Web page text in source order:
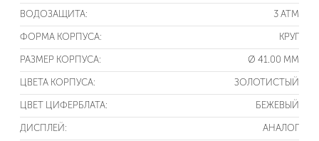
ВОДОЗАЩИТА: 3 ATM
ФОРМА КОРПУСА: КРУГ
РАЗМЕР КОРПУСА: Ø 41.00 ММ
ЦВЕТА КОРПУСА: ЗОЛОТИСТЫЙ
ЦВЕТ ЦИФЕРБЛАТА: БЕЖЕВЫЙ
ДИСПЛЕЙ: АНАЛОГ